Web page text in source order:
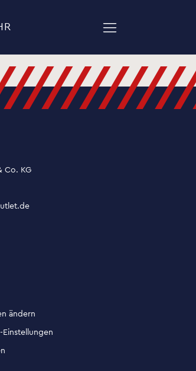
Co. KG
ändern
Einstellungen